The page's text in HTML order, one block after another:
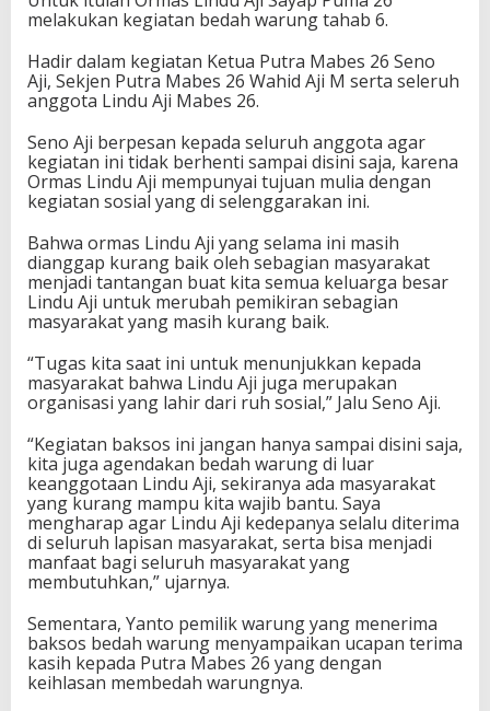
melakukan kegiatan bedah warung tahab 6.
Hadir dalam kegiatan Ketua Putra Mabes 26 Seno
Aji, Sekjen Putra Mabes 26 Wahid Aji M serta seleruh
anggota Lindu Aji Mabes 26.
Seno Aji berpesan kepada seluruh anggota agar
kegiatan ini tidak berhenti sampai disini saja, karena
Ormas Lindu Aji mempunyai tujuan mulia dengan
kegiatan sosial yang di selenggarakan ini.
Bahwa ormas Lindu Aji yang selama ini masih
dianggap kurang baik oleh sebagian masyarakat
menjadi tantangan buat kita semua keluarga besar
Lindu Aji untuk merubah pemikiran sebagian
masyarakat yang masih kurang baik.
“Tugas kita saat ini untuk menunjukkan kepada
masyarakat bahwa Lindu Aji juga merupakan
organisasi yang lahir dari ruh sosial,” Jalu Seno Aji.
“Kegiatan baksos ini jangan hanya sampai disini saja,
kita juga agendakan bedah warung di luar
keanggotaan Lindu Aji, sekiranya ada masyarakat
yang kurang mampu kita wajib bantu. Saya
mengharap agar Lindu Aji kedepanya selalu diterima
di seluruh lapisan masyarakat, serta bisa menjadi
manfaat bagi seluruh masyarakat yang
membutuhkan,” ujarnya.
Sementara, Yanto pemilik warung yang menerima
baksos bedah warung menyampaikan ucapan terima
kasih kepada Putra Mabes 26 yang dengan
keihlasan membedah warungnya.